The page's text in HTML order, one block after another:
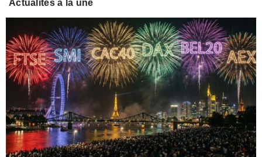
Actualités à la une